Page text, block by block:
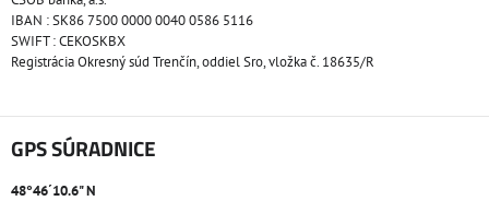
IBAN : SK86 7500 0000 0040 0586 5116
SWIFT : CEKOSKBX
Registrácia Okresný súd Trenčín, oddiel Sro, vložka č. 18635/R
GPS SÚRADNICE
48°46´10.6" N